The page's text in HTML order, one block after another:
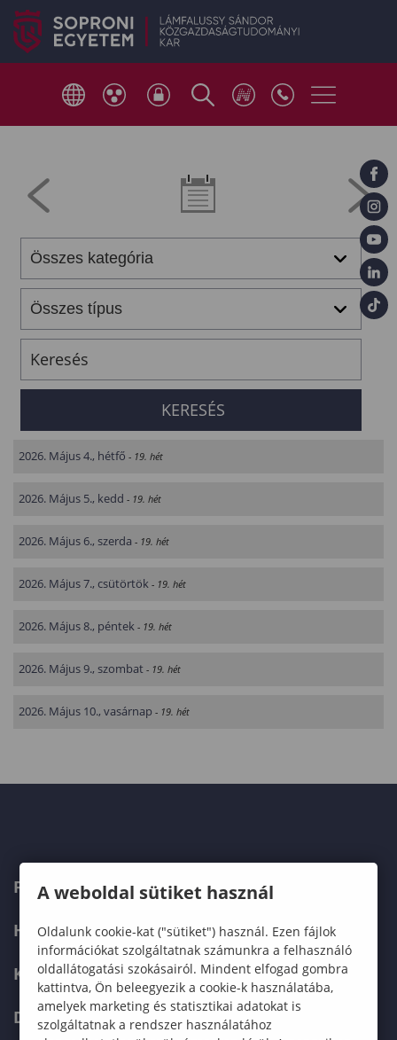
2026. Május 4., hétfő - 19. hét
2026. Május 5., kedd - 19. hét
2026. Május 6., szerda - 19. hét
2026. Május 7., csütörtök - 19. hét
2026. Május 8., péntek - 19. hét
2026. Május 9., szombat - 19. hét
2026. Május 10., vasárnap - 19. hét
FELVÉTELIZŐKNEK
HALLGATÓKNAK
KÉPZÉSEK
DOKTORI ISKOLA
A weboldal sütiket használ
Oldalunk cookie-kat ("sütiket") használ. Ezen fájlok
információkat szolgáltatnak számunkra a felhasználó
oldallátogatási szokásairól. Mindent elfogad gombra
kattintva, Ön beleegyezik a cookie-k használatába,
amelyek marketing és statisztikai adatokat is
szolgáltatnak a rendszer használatához